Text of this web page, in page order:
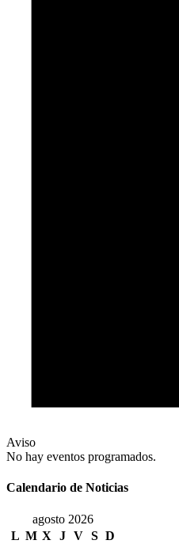
Aviso
No hay eventos programados.
Calendario de Noticias
agosto 2026
L M X J V S D